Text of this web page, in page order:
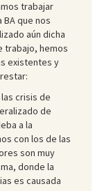
trabajar
que nos
aún dicha
trabajo, hemos
existentes y
crisis de
de
a la
con los de las
son muy
donde la
es causada